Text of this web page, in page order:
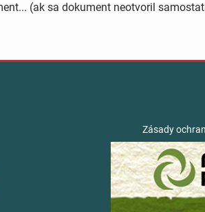
(ak sa dokument neotvoril
Zásady